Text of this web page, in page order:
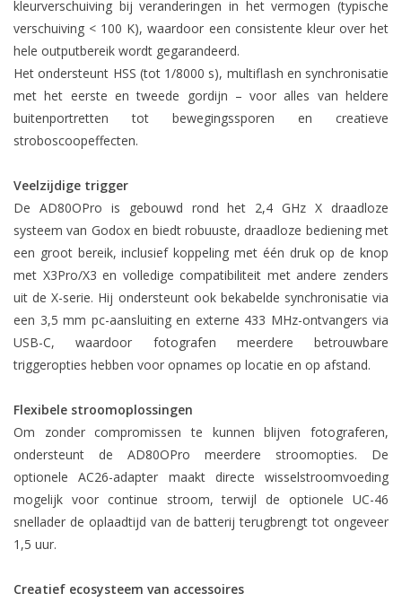
kleurverschuiving bij veranderingen in het vermogen (typische
verschuiving < 100 K), waardoor een consistente kleur over het
hele outputbereik wordt gegarandeerd.
Het ondersteunt HSS (tot 1/8000 s), multiflash en synchronisatie
met het eerste en tweede gordijn – voor alles van heldere
buitenportretten tot bewegingssporen en creatieve
stroboscoopeffecten.
Veelzijdige trigger
De AD80OPro is gebouwd rond het 2,4 GHz X draadloze
systeem van Godox en biedt robuuste, draadloze bediening met
een groot bereik, inclusief koppeling met één druk op de knop
met X3Pro/X3 en volledige compatibiliteit met andere zenders
uit de X-serie. Hij ondersteunt ook bekabelde synchronisatie via
een 3,5 mm pc-aansluiting en externe 433 MHz-ontvangers via
USB-C, waardoor fotografen meerdere betrouwbare
triggeropties hebben voor opnames op locatie en op afstand.
Flexibele stroomoplossingen
Om zonder compromissen te kunnen blijven fotograferen,
ondersteunt de AD80OPro meerdere stroomopties. De
optionele AC26-adapter maakt directe wisselstroomvoeding
mogelijk voor continue stroom, terwijl de optionele UC-46
snellader de oplaadtijd van de batterij terugbrengt tot ongeveer
1,5 uur.
Creatief ecosysteem van accessoires